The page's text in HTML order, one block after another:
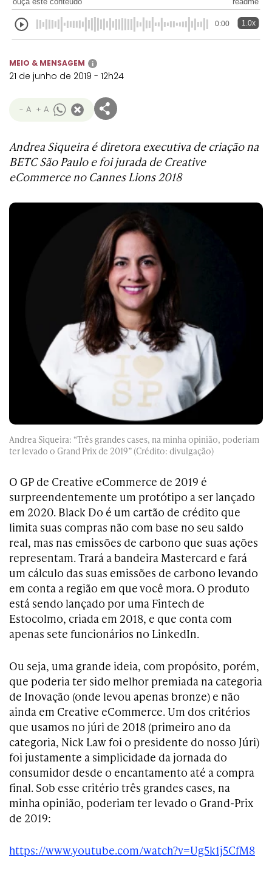
Transformation
Creative
Commerce
Entertainment
for Music
for Sport
Film Craft
Media
Creative Brand
Creative
Transformation
Creative Data
Entertainment
Entertainment
for Music
Entertainment
Innovation
Luxury
Titanium
0:00 1.0x
MEIO & MENSAGEM i
21 de junho de 2019 - 12h24
- A + A
Andrea Siqueira é diretora executiva de criação na
BETC São Paulo e foi jurada de Creative
eCommerce no Cannes Lions 2018
Andrea Siqueira: “Três grandes cases, na minha opinião, poderiam
ter levado o Grand Prix de 2019” (Crédito: divulgação)
O GP de Creative eCommerce de 2019 é
surpreendentemente um protótipo a ser lançado
em 2020. Black Do é um cartão de crédito que
limita suas compras não com base no seu saldo
real, mas nas emissões de carbono que suas ações
representam. Trará a bandeira Mastercard e fará
um cálculo das suas emissões de carbono levando
em conta a região em que você mora. O produto
está sendo lançado por uma Fintech de
Estocolmo, criada em 2018, e que conta com
apenas sete funcionários no LinkedIn.
Ou seja, uma grande ideia, com propósito, porém,
que poderia ter sido melhor premiada na categoria
de Inovação (onde levou apenas bronze) e não
ainda em Creative eCommerce. Um dos critérios
que usamos no júri de 2018 (primeiro ano da
categoria, Nick Law foi o presidente do nosso Júri)
foi justamente a simplicidade da jornada do
consumidor desde o encantamento até a compra
final. Sob esse critério três grandes cases, na
minha opinião, poderiam ter levado o Grand-Prix
de 2019:
https://www.youtube.com/watch?v=Ug5k1j5CfM8